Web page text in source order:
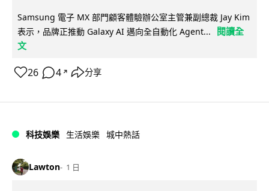
Samsung 電子 MX 部門顧客體驗辦公室主管兼副總裁 Jay Kim
表示，品牌正推動 Galaxy AI 邁向全自動化 Agent...
閱讀全
文
26 4 ↗ 分享
科技娛樂 生活娛樂 城中熱話
Lawton 1 日